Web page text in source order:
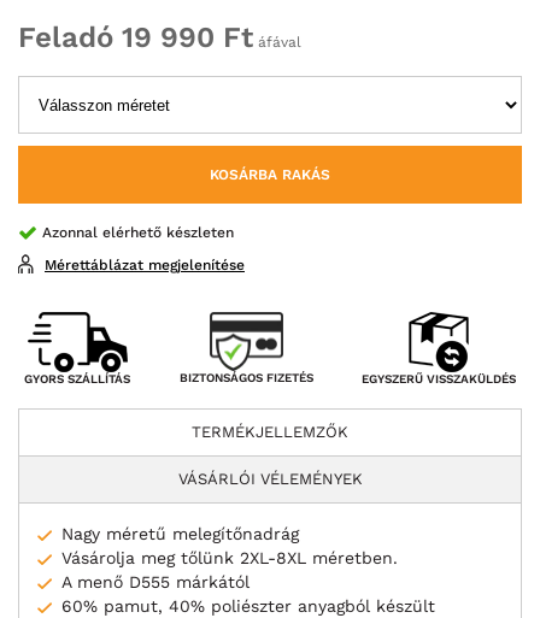
Feladó 19 990 Ft áfával
KOSÁRBA RAKÁS
Azonnal elérhető készleten
Mérettáblázat megjelenítése
GYORS SZÁLLÍTÁS BIZTONSÁGOS FIZETÉS EGYSZERŰ VISSZAKÜLDÉS
TERMÉKJELLEMZŐK
VÁSÁRLÓI VÉLEMÉNYEK
Nagy méretű melegítőnadrág
Vásárolja meg tőlünk 2XL-8XL méretben.
A menő D555 márkától
60% pamut, 40% poliészter anyagból készült